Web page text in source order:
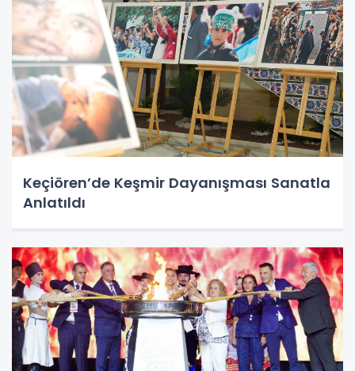
Keçiören’de Keşmir Dayanışması Sanatla
Anlatıldı